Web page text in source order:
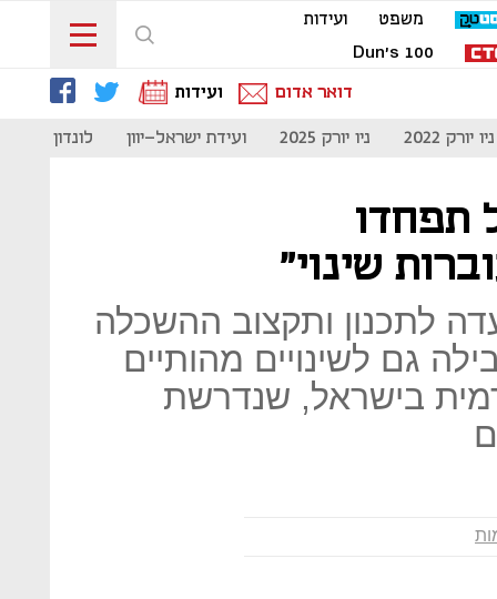
משפט
ועידות
Dun's 100
דואר אדום
ועידות
ניו יורק 2022 ניו יורק 2025 ועידת ישראל-יוון לונדון 2023
תפחדו
שינוי"
לתכנון ותקצוב ההשכלה
גם לשינויים מהותיים
בישראל, שנדרשת